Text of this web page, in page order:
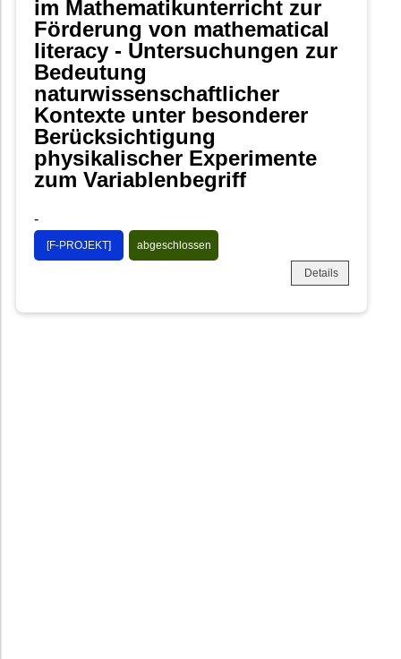
im Mathematikunterricht zur
Förderung von mathematical
literacy - Untersuchungen zur
Bedeutung
naturwissenschaftlicher
Kontexte unter besonderer
Berücksichtigung
physikalischer Experimente
zum Variablenbegriff
-
[F-PROJEKT] abgeschlossen
Details